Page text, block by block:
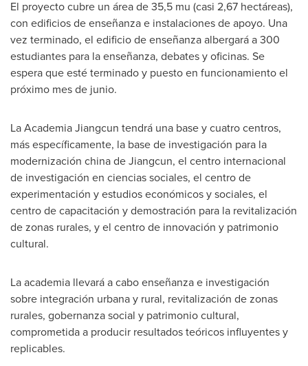
El proyecto cubre un área de 35,5 mu (casi 2,67 hectáreas),
con edificios de enseñanza e instalaciones de apoyo. Una
vez terminado, el edificio de enseñanza albergará a 300
estudiantes para la enseñanza, debates y oficinas. Se
espera que esté terminado y puesto en funcionamiento el
próximo mes de junio.
La Academia Jiangcun tendrá una base y cuatro centros,
más específicamente, la base de investigación para la
modernización china de Jiangcun, el centro internacional
de investigación en ciencias sociales, el centro de
experimentación y estudios económicos y sociales, el
centro de capacitación y demostración para la revitalización
de zonas rurales, y el centro de innovación y patrimonio
cultural.
La academia llevará a cabo enseñanza e investigación
sobre integración urbana y rural, revitalización de zonas
rurales, gobernanza social y patrimonio cultural,
comprometida a producir resultados teóricos influyentes y
replicables.